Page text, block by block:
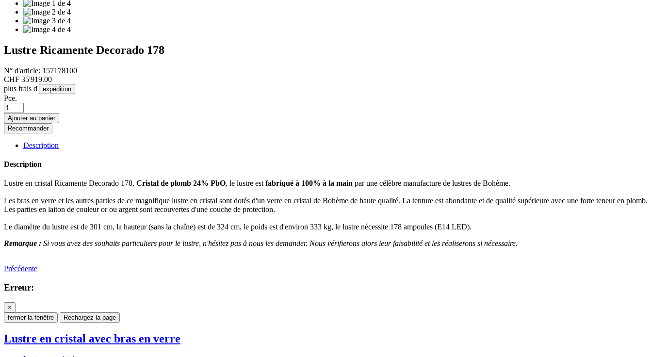
Lustre Ricamente Decorado 178
N° d'article: 157178100
CHF 35'919.00
plus frais d' expédition
Pce.
Ajouter au panier
Recommander
Description
Description
Lustre en cristal Ricamente Decorado 178, Cristal de plomb 24% PbO, le lustre est fabriqué à 100% à la main par une célèbre manufacture de lustres de Bohème.
Les bras en verre et les autres parties de ce magnifique lustre en cristal sont dotés d'un verre en cristal de Bohème de haute qualité. La tenture est abondante et de qualité supérieure avec une forte teneur en plomb.
Les parties en laiton de couleur or ou argent sont recouvertes d'une couche de protection.
Le diamètre du lustre est de 301 cm, la hauteur (sans la chaîne) est de 324 cm, le poids est d'environ 333 kg, le lustre nécessite 178 ampoules (E14 LED).
Remarque : Si vous avez des souhaits particuliers pour le lustre, n'hésitez pas à nous les demander. Nous vérifierons alors leur faisabilité et les réaliserons si nécessaire.
Précédente
Erreur:
×
fermer la fenêtre
Rechargez la page
Lustre en cristal avec bras en verre